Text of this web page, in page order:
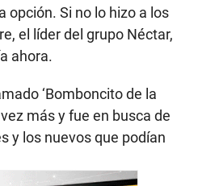
opción. Si no lo hizo a los
el líder del grupo Néctar,
ahora.
‘Bomboncito de la
más y fue en busca de
y los nuevos que podían